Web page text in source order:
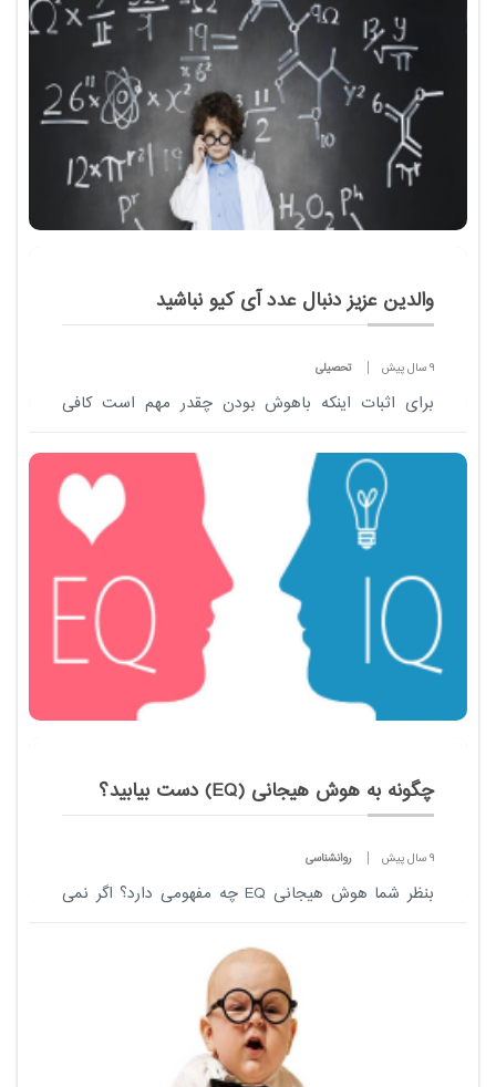
والدین عزیز دنبال عدد آی کیو نباشید
9 سال پیش تحصیلی
برای اثبات اینکه باهوش بودن چقدر مهم است کافی
شد را ارزیابی کنیم.
چگونه به هوش هیجانی (EQ) دست بیابید؟
9 سال پیش روانشناسی
بنظر شما هوش هیجانی ​EQچه مفهومی دارد؟ اگر نمی